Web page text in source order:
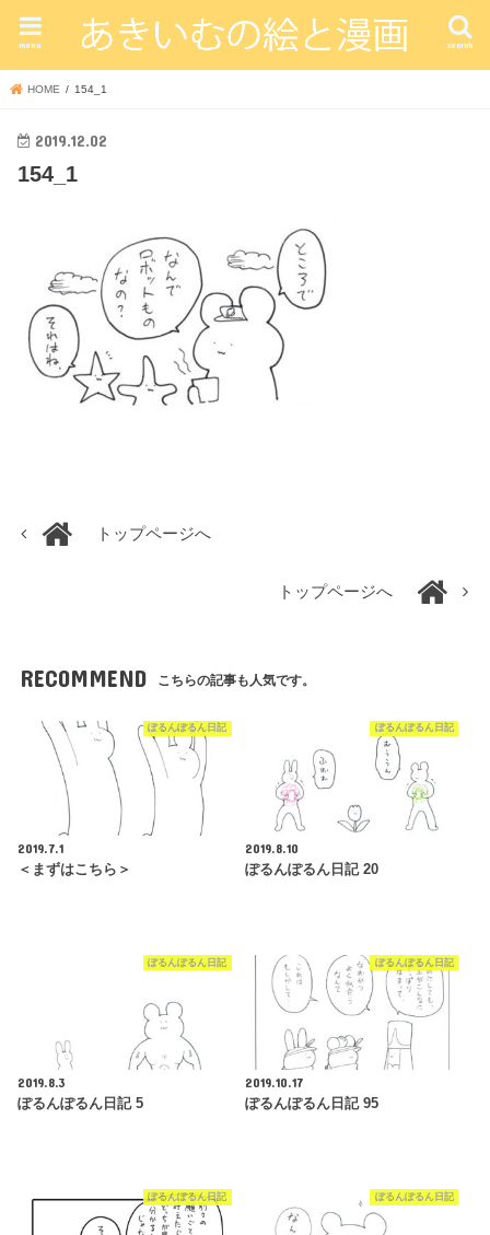
search
menu
HOME 154_1
2019.12.02
154_1
トップページへ
トップページへ
RECOMMEND こちらの記事も人気です。
ぽるんぽるん日記
2019.7.1
＜まずはこちら＞
ぽるんぽるん日記
2019.8.10
ぽるんぽるん日記 20
ぽるんぽるん日記
2019.8.3
ぽるんぽるん日記 5
ぽるんぽるん日記
2019.10.17
ぽるんぽるん日記 95
ぽるんぽるん日記 ぽるんぽるん日記